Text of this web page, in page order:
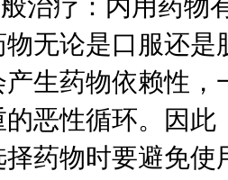
治疗：内用药物
无论是口服还
生药物依赖性
恶性循环。因
择药物时要避免